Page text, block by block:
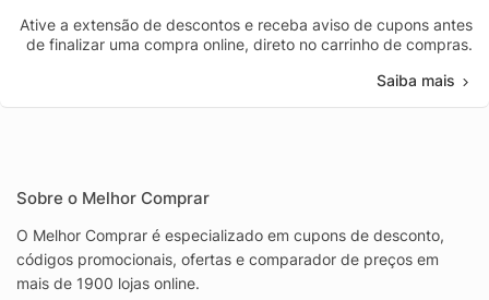
Ative a extensão de descontos e receba aviso de cupons antes
de finalizar uma compra online, direto no carrinho de compras.
Saiba mais
Sobre o Melhor Comprar
O Melhor Comprar é especializado em cupons de desconto,
códigos promocionais, ofertas e comparador de preços em
mais de 1900 lojas online.